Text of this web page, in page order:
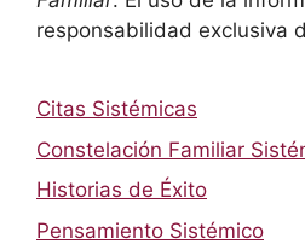
responsabilidad exclusiva
Citas Sistémicas
Constelación Familiar
Historias de Éxito
Pensamiento Sistémico